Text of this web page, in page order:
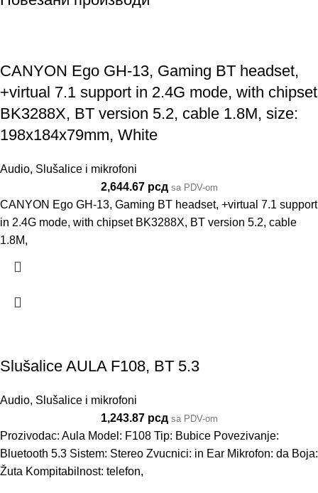
CANYON Ego GH-13, Gaming BT headset,
+virtual 7.1 support in 2.4G mode, with chipset
BK3288X, BT version 5.2, cable 1.8M, size:
198x184x79mm, White
Audio, Slušalice i mikrofoni
2,644.67 рсд sa PDV-om
CANYON Ego GH-13, Gaming BT headset, +virtual 7.1 support
in 2.4G mode, with chipset BK3288X, BT version 5.2, cable
1.8M,
Slušalice AULA F108, BT 5.3
Audio, Slušalice i mikrofoni
1,243.87 рсд sa PDV-om
Prozivodac: Aula Model: F108 Tip: Bubice Povezivanje:
Bluetooth 5.3 Sistem: Stereo Zvucnici: in Ear Mikrofon: da Boja:
Žuta Kompitabilnost: telefon,